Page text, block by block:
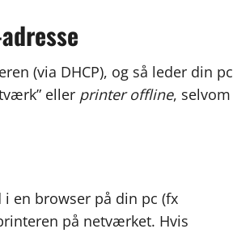
(via DHCP), og så leder din pc
eller printer offline, selvom
en browser på din pc (fx
på netværket. Hvis